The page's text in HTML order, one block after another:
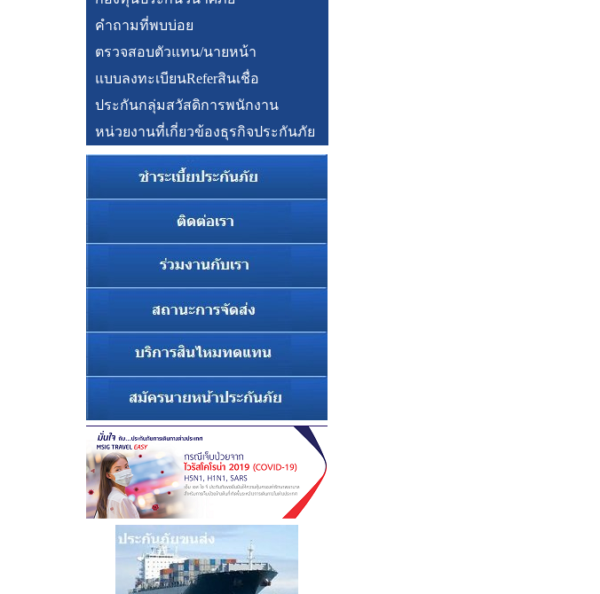
คำถามที่พบบ่อย
ตรวจสอบตัวแทน/นายหน้า
แบบลงทะเบียนReferสินเชื่อ
ประกันกลุ่มสวัสดิการพนักงาน
หน่วยงานที่เกี่ยวข้องธุรกิจประกันภัย